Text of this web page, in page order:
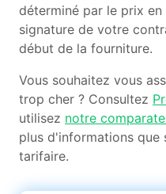
déterminé par le prix
signature de votre
début de la fourniture.
Vous souhaitez vous
trop cher ? Consultez
utilisez notre
plus d'informations que
tarifaire.